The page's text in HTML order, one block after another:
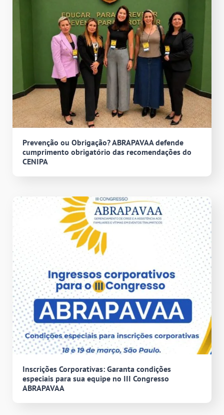
Prevenção ou Obrigação? ABRAPAVAA defende
cumprimento obrigatório das recomendações do
CENIPA
Inscrições Corporativas: Garanta condições
especiais para sua equipe no III Congresso
ABRAPAVAA